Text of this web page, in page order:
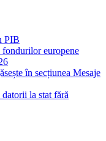
PIB
fondurilor europene
în secțiunea Mesaje
la stat fără